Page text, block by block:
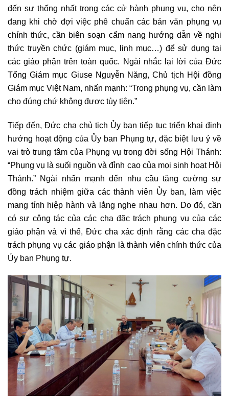
đến sự thống nhất trong các cử hành phụng vụ, cho nên
đang khi chờ đợi việc phê chuẩn các bản văn phụng vụ
chính thức, cần biên soạn cẩm nang hướng dẫn về nghi
thức truyền chức (giám mục, linh mục…) để sử dụng tại
các giáo phận trên toàn quốc. Ngài nhắc lại lời của Đức
Tổng Giám mục Giuse Nguyễn Năng, Chủ tịch Hội đồng
Giám mục Việt Nam, nhấn mạnh: “Trong phụng vụ, cần làm
cho đúng chứ không được tùy tiện.”
Tiếp đến, Đức cha chủ tịch Ủy ban tiếp tục triển khai định
hướng hoạt động của Ủy ban Phụng tự, đặc biệt lưu ý về
vai trò trung tâm của Phụng vụ trong đời sống Hội Thánh:
“Phụng vụ là suối nguồn và đỉnh cao của mọi sinh hoạt Hội
Thánh.” Ngài nhấn mạnh đến nhu cầu tăng cường sự
đồng trách nhiệm giữa các thành viên Ủy ban, làm việc
mang tính hiệp hành và lắng nghe nhau hơn. Do đó, cần
có sự cộng tác của các cha đặc trách phụng vụ của các
giáo phận và vì thế, Đức cha xác định rằng các cha đặc
trách phụng vụ các giáo phận là thành viên chính thức của
Ủy ban Phụng tự.